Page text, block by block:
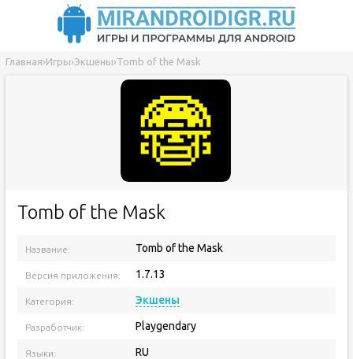
Главная›Игры›Экшены›Tomb of the Mask
Tomb of the Mask
Название: Tomb of the Mask
Версия приложения: 1.7.13
Категория: Экшены
Разработчик: Playgendary
Языки: RU